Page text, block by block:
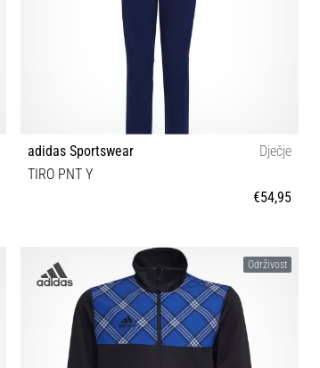
adidas Sportswear
Dječje
TIRO PNT Y
€54,95
M (147-152 cm) L (159-164 cm) Održivost